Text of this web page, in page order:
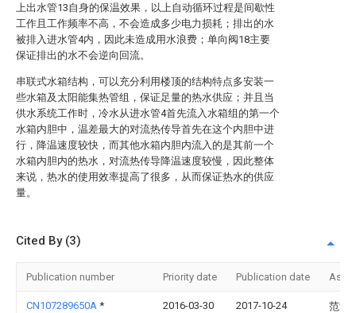
上出水管13自身的保温效果，以上自动循环过程是间歇性
工作且工作频率不高，不会造成多少电力损耗；排出的水
被排入进水管4内，因此未造成用水浪费；单向阀18主要
保证排出的水不会逆向回流。
串联式水箱结构，可以充分利用楼顶的结构特点多安装一
些水箱及太阳能集热管组，保证足量的热水供应；并且当
供水系统工作时，冷水从进水管4首先流入水箱组的第一个
水箱内胆中，温差最大的对流热传导首先在这个内胆中进
行，降温速度较快，而其他水箱内胆内流入的是其前一个
水箱内胆内的热水，对流热传导降温速度较慢，因此整体
来说，热水的使用效率提高了很多，从而保证热水的供应
量。
Cited By (3)
Publication number Priority date Publication date
CN107289650A * 2016-03-30 2017-10-24 范沈